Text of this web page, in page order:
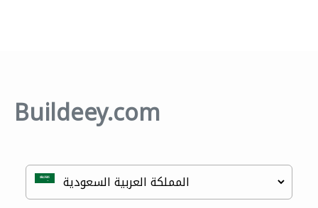
Buildeey.com